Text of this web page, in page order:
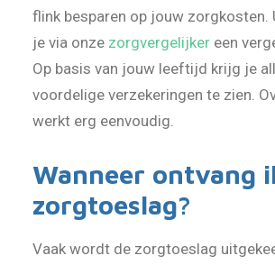
flink besparen op jouw zorgkosten.
je via onze zorgvergelijker een
Op basis van jouw leeftijd krijg je
voordelige verzekeringen te zien.
werkt erg eenvoudig.
Wanneer ontvang
zorgtoeslag?
Vaak wordt de zorgtoeslag